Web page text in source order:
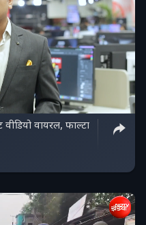
वायरल, फाल्टा